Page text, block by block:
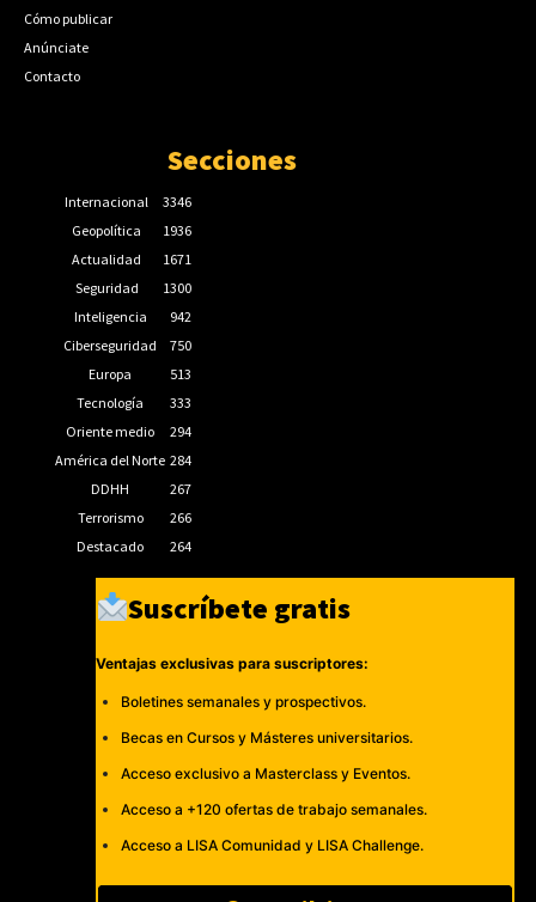
Cómo publicar
Anúnciate
Contacto
Secciones
Internacional
3346
Geopolítica
1936
Actualidad
1671
Seguridad
1300
Inteligencia
942
Ciberseguridad
750
Europa
513
Tecnología
333
Oriente medio
294
América del Norte 284
DDHH
267
Terrorismo
266
Destacado
264
Suscríbete gratis
Ventajas exclusivas para suscriptores:
Boletines semanales y prospectivos.
Becas en Cursos y Másteres universitarios.
Acceso exclusivo a Masterclass y Eventos.
Acceso a +120 ofertas de trabajo semanales.
Acceso a LISA Comunidad y LISA Challenge.